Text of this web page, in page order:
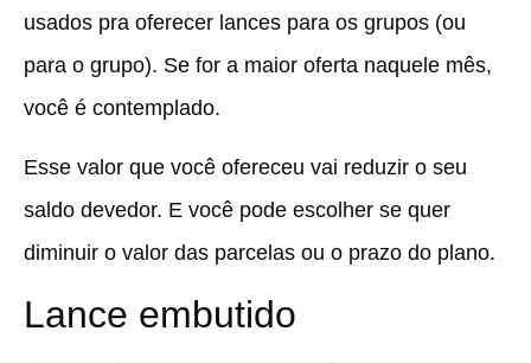
usados pra oferecer lances para os grupos (ou
para o grupo). Se for a maior oferta naquele mês,
você é contemplado.
Esse valor que você ofereceu vai reduzir o seu
saldo devedor. E você pode escolher se quer
diminuir o valor das parcelas ou o prazo do plano.
Lance embutido